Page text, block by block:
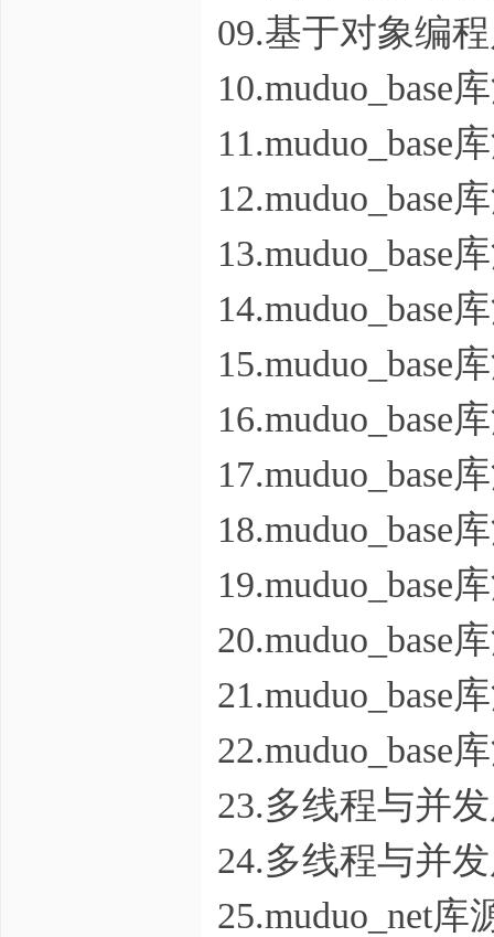
09.基于对象编
10.muduo_base
11.muduo_base
12.muduo_base
13.muduo_base
14.muduo_base
15.muduo_base
16.muduo_base
17.muduo_base
18.muduo_base
19.muduo_base
20.muduo_base
21.muduo_base
22.muduo_base
23.多线程与并
24.多线程与并
25.muduo_net